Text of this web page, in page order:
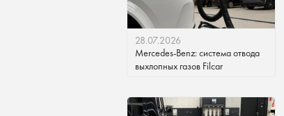
28.07.2026
Mercedes-Benz: система отвода
выхлопных газов Filcar